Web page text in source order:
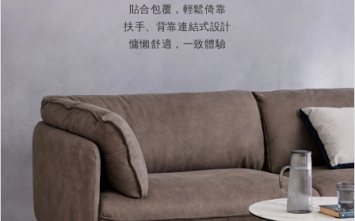
貼合包覆，輕鬆倚靠
扶手、背靠連結式設計
慵懶舒適，一致體驗